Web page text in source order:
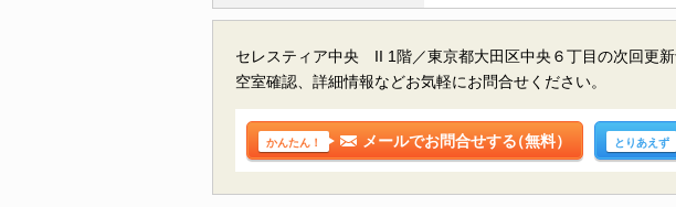
セレスティア中央 II 1階／東京都大田区中央６丁目の次回更
空室確認、詳細情報などお気軽にお問合せください。
かんたん！ メールでお問合せする（無料） とりあえず